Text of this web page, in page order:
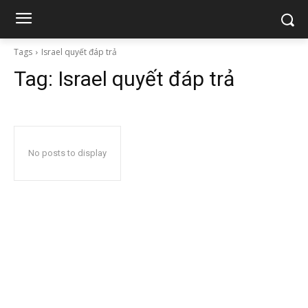
Tags Israel quyết đáp trả
Tag: Israel quyết đáp trả
No posts to display